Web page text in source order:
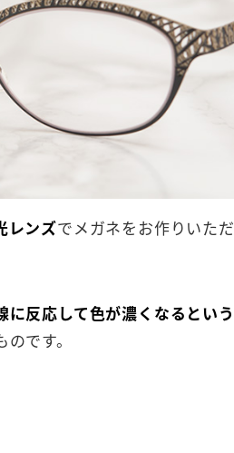
レンズでメガネをお作りいただ
に反応して色が濃くなるとい
です。